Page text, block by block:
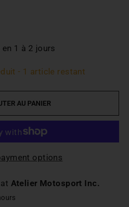
1 à 2 jours
- 1 article restant
AU PANIER
options
Atelier Motosport Inc.